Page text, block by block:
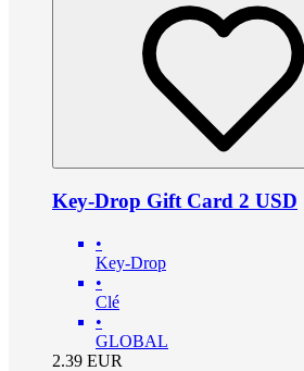
Key-Drop Gift Card 2 USD
•
Key-Drop
•
Clé
•
GLOBAL
2.39 EUR